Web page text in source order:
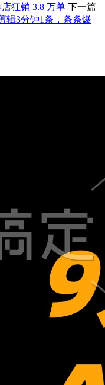
狂销 3.8 万单 下一篇
辑3分钟1条，条条爆